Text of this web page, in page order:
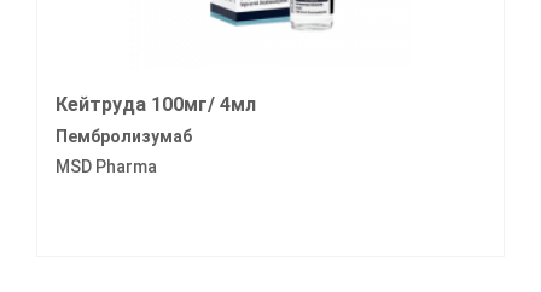
Кейтруда 100мг/ 4мл
Пембролизумаб
MSD Pharma